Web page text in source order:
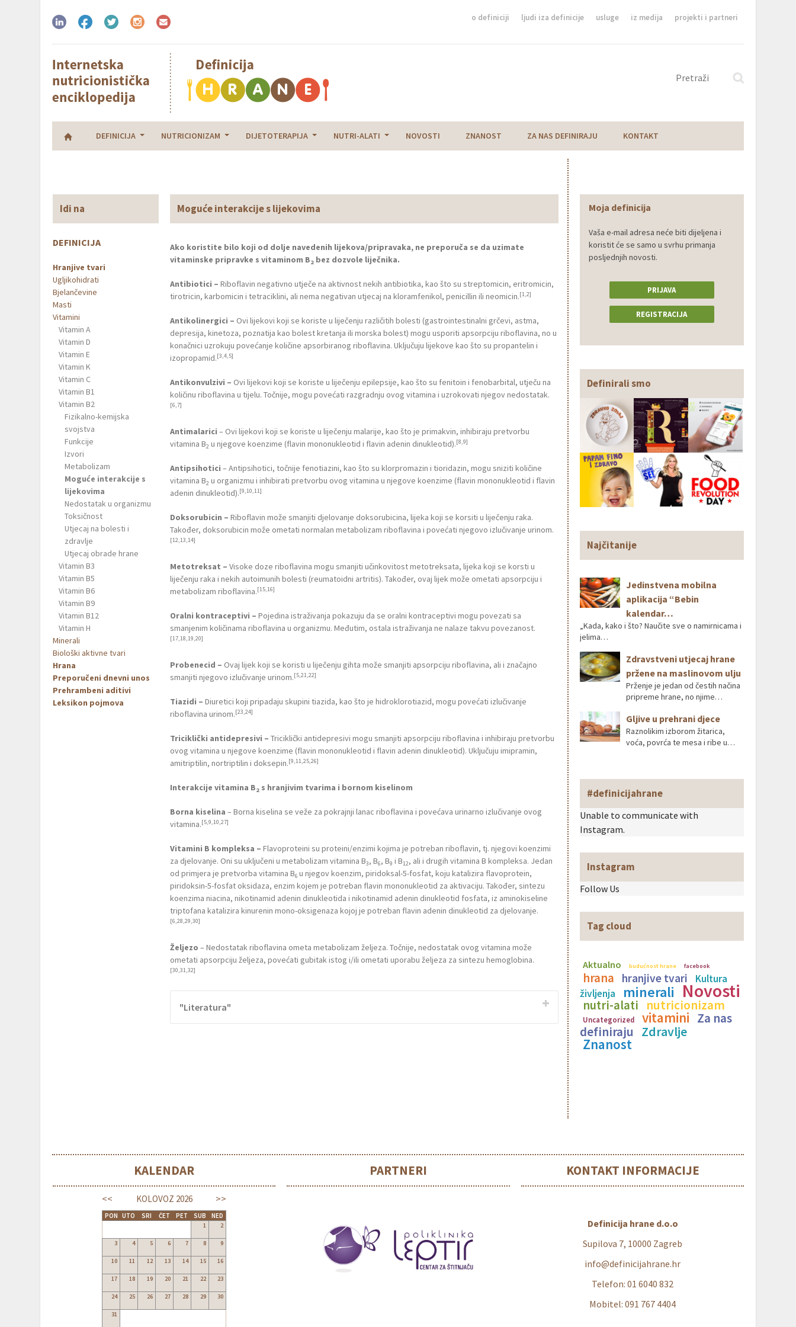
o definiciji ljudi iza definicije usluge iz medija projekti i partneri
DEFINICIJA NUTRICIONIZAM DIJETOTERAPIJA NUTRI-ALATI NOVOSTI ZNANOST ZA NAS DEFINIRAJU KONTAKT
Idi na
DEFINICIJA
Hranjive tvari
Ugljikohidrati
Bjelančevine
Masti
Vitamini
Vitamin A
Vitamin D
Vitamin E
Vitamin K
Vitamin C
Vitamin B1
Vitamin B2
Fizikalno-kemijska
svojstva
Funkcije
Izvori
Metabolizam
Moguće interakcije s
lijekovima
Nedostatak u organizmu
Toksičnost
Utjecaj na bolesti i
zdravlje
Utjecaj obrade hrane
Vitamin B3
Vitamin B5
Vitamin B6
Vitamin B9
Vitamin B12
Vitamin H
Minerali
Biološki aktivne tvari
Hrana
Preporučeni dnevni unos
Prehrambeni aditivi
Leksikon pojmova
Moguće interakcije s lijekovima
Ako koristite bilo koji od dolje navedenih lijekova/pripravaka, ne preporuča se da uzimate
vitaminske pripravke s vitaminom B2bez dozvole liječnika.
Antibiotici – Riboflavin negativno utječe na aktivnost nekih antibiotika, kao što su streptomicin, eritromicin,
tirotricin, karbomicin i tetraciklini, ali nema negativan utjecaj na kloramfenikol, penicillin ili neomicin.[1,2]
Antikolinergici – Ovi lijekovi koji se koriste u liječenju različitih bolesti (gastrointestinalni grčevi, astma,
depresija, kinetoza, poznatija kao bolest kretanja ili morska bolest) mogu usporiti apsorpciju riboflavina, no u
konačnici uzrokuju povećanje količine apsorbiranog riboflavina. Uključuju lijekove kao što su propantelin i
izopropamid.[3,4,5]
Antikonvulzivi – Ovi lijekovi koji se koriste u liječenju epilepsije, kao što su fenitoin i fenobarbital, utječu na
količinu riboflavina u tijelu. Točnije, mogu povećati razgradnju ovog vitamina i uzrokovati njegov nedostatak.
[6,7]
Antimalarici – Ovi lijekovi koji se koriste u liječenju malarije, kao što je primakvin, inhibiraju pretvorbu
vitamina B2 u njegove koenzime (flavin mononukleotid i flavin adenin dinukleotid).[8,9]
Antipsihotici – Antipsihotici, točnije fenotiazini, kao što su klorpromazin i tioridazin, mogu sniziti količine
vitamina B2 u organizmu i inhibirati pretvorbu ovog vitamina u njegove koenzime (flavin mononukleotid i flavin
adenin dinukleotid).[9,10,11]
Doksorubicin – Riboflavin može smanjiti djelovanje doksorubicina, lijeka koji se korsiti u liječenju raka.
Također, doksorubicin može ometati normalan metabolizam riboflavina i povećati njegovo izlučivanje urinom.
[12,13,14]
Metotreksat – Visoke doze riboflavina mogu smanjiti učinkovitost metotreksata, lijeka koji se korsti u
liječenju raka i nekih autoimunih bolesti (reumatoidni artritis). Također, ovaj lijek može ometati apsorpciju i
metabolizam riboflavina.[15,16]
Oralni kontraceptivi – Pojedina istraživanja pokazuju da se oralni kontraceptivi mogu povezati sa
smanjenim količinama riboflavina u organizmu. Međutim, ostala istraživanja ne nalaze takvu povezanost.
[17,18,19,20]
Probenecid – Ovaj lijek koji se koristi u liječenju gihta može smanjiti apsorpciju riboflavina, ali i značajno
smanjiti njegovo izlučivanje urinom.[5,21,22]
Tiazidi – Diuretici koji pripadaju skupini tiazida, kao što je hidroklorotiazid, mogu povećati izlučivanje
riboflavina urinom.[23,24]
Triciklički antidepresivi – Triciklički antidepresivi mogu smanjiti apsorpciju riboflavina i inhibiraju pretvorbu
ovog vitamina u njegove koenzime (flavin mononukleotid i flavin adenin dinukleotid). Uključuju imipramin,
amitriptilin, nortriptilin i doksepin.[9,11,25,26]
Interakcije vitamina B2s hranjivim tvarima i bornom kiselinom
Borna kiselina – Borna kiselina se veže za pokrajnji lanac riboflavina i povećava urinarno izlučivanje ovog
vitamina.[5,9,10,27]
Vitamini B kompleksa – Flavoproteini su proteini/enzimi kojima je potreban riboflavin, tj. njegovi koenzimi
za djelovanje. Oni su uključeni u metabolizam vitamina B3, B6, B9 i B12, ali i drugih vitamina B kompleksa. Jedan
od primjera je pretvorba vitamina B6 u njegov koenzim, piridoksal-5-fosfat, koju katalizira flavoprotein,
piridoksin-5-fosfat oksidaza, enzim kojem je potreban flavin mononukleotid za aktivaciju. Također, sintezu
koenzima niacina, nikotinamid adenin dinukleotida i nikotinamid adenin dinukleotid fosfata, iz aminokiseline
triptofana katalizira kinurenin mono-oksigenaza kojoj je potreban flavin adenin dinukleotid za djelovanje.
[6,28,29,30]
Željezo – Nedostatak riboflavina ometa metabolizam željeza. Točnije, nedostatak ovog vitamina može
ometati apsorpciju željeza, povećati gubitak istog i/ili ometati uporabu željeza za sintezu hemoglobina.
[30,31,32]
"Literatura"
Moja definicija
Vaša e-mail adresa neće biti dijeljena i
koristit će se samo u svrhu primanja
posljednjih novosti.
PRIJAVA
REGISTRACIJA
Definirali smo
Najčitanije
Jedinstvena mobilna
aplikacija “Bebin
kalendar…
„Kada, kako i što? Naučite sve o namirnicama i
jelima…
Zdravstveni utjecaj hrane
pržene na maslinovom ulju
Prženje je jedan od čestih načina
pripreme hrane, no njime…
Gljive u prehrani djece
Raznolikim izborom žitarica,
voća, povrća te mesa i ribe u…
#definicijahrane
Unable to communicate with
Instagram.
Instagram
Follow Us
Tag cloud
Aktualno budućnost hrane facebook
hrana hranjive tvari
Kultura
življenja
minerali Novosti
nutri-alati nutricionizam
Uncategorized vitamini Za nas
definiraju Zdravlje
Znanost
KALENDAR
<< >>
KOLOVOZ 2026
PON UTO SRI ČET PET SUB NED
1 2
3 4 5 6 7 8 9
10 11 12 13 14 15 16
17 18 19 20 21 22 23
24 25 26 27 28 29 30
31
PARTNERI KONTAKT INFORMACIJE
Definicija hrane d.o.o
Supilova 7, 10000 Zagreb
info@definicijahrane.hr
Telefon: 01 6040 832
Mobitel: 091 767 4404